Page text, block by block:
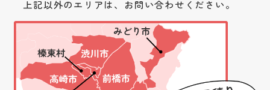
上記以外のエリアは、お問い合わせください。